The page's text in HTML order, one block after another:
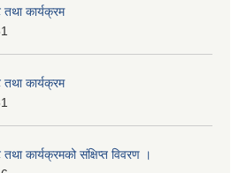
कार्यक्रम
कार्यक्रम
कार्यक्रमको संक्षिप्त विवरण ।